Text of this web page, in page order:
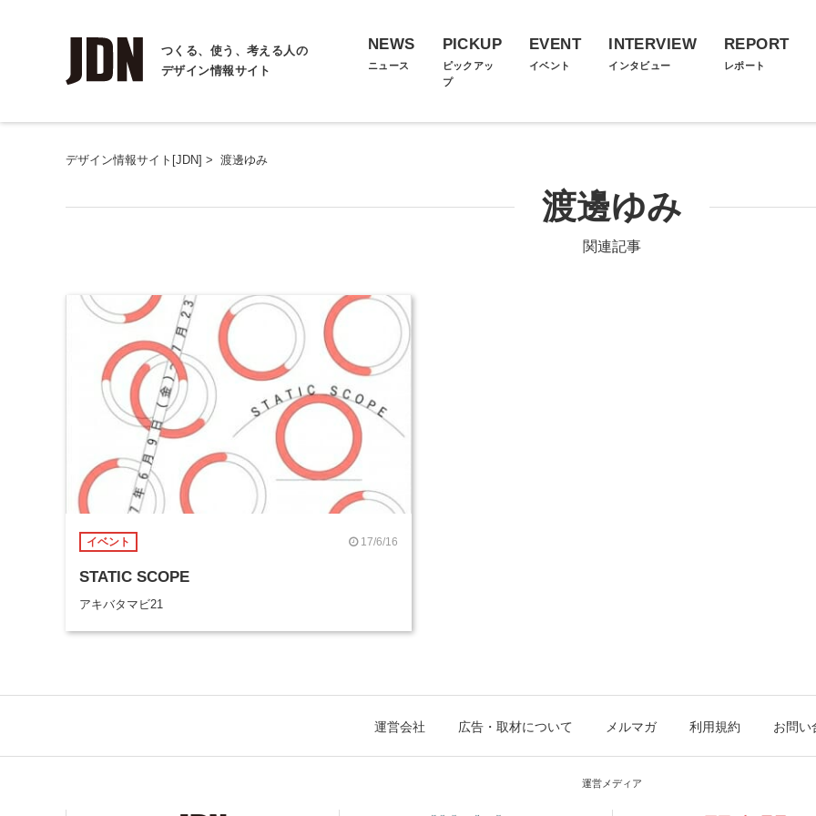
つくる、使う、考える人の
デザイン情報サイト
NEWS
ニュース
PICKUP
ピックアッ
プ
EVENT
イベント
INTERVIEW
インタビュー
REPORT
レポート
デザイン情報サイト[JDN] > 渡邊ゆみ
渡邊ゆみ
関連記事
イベント 17/6/16
STATIC SCOPE
アキバタマビ21
運営会社 広告・取材について メルマガ 利用規約 お問い
運営メディア